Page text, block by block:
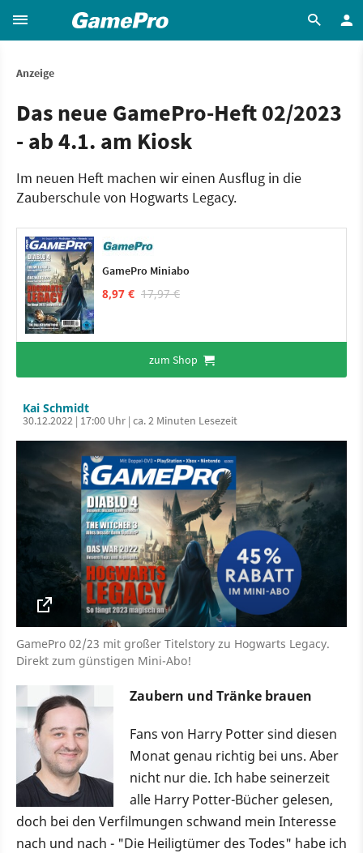
Anzeige
Das neue GamePro-Heft 02/2023
- ab 4.1. am Kiosk
Im neuen Heft machen wir einen Ausflug in die
Zauberschule von Hogwarts Legacy.
GamePro Miniabo
8,97 € 17,97 €
zum Shop
Kai Schmidt
30.12.2022 | 17:00 Uhr | ca. 2 Minuten Lesezeit
GamePro 02/23 mit großer Titelstory zu Hogwarts Legacy.
Direkt zum günstigen Mini-Abo!
Zaubern und Tränke brauen
Fans von Harry Potter sind diesen
Monat genau richtig bei uns. Aber
nicht nur die. Ich habe seinerzeit
alle Harry Potter-Bücher gelesen,
doch bei den Verfilmungen schwand mein Interesse
nach und nach - "Die Heiligtümer des Todes" habe ich